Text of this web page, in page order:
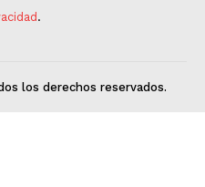
.
los derechos reservados.